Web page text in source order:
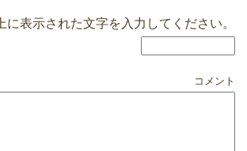
上に表示された文字を入力してください。
コメント